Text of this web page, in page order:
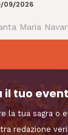
09/2026
Maria
il tuo
la tua sagra o
redazione